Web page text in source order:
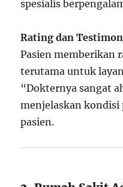
spesialis
Rating dan
Pasien memberikan
terutama untuk
“Dokternya sangat
menjelaskan kondisi
pasien.